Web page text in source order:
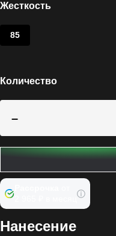
Жесткость
85
Количество
–
Нанесение